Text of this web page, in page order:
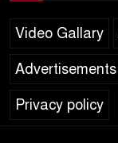
Video Gallary
Advertisements
Privacy policy